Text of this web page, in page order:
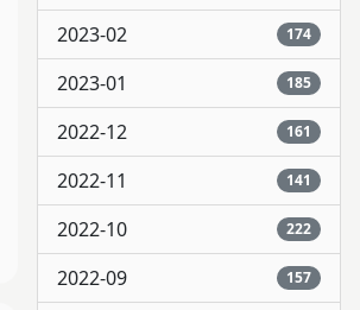
2023-02 174
2023-01 185
2022-12 161
2022-11 141
2022-10 222
2022-09 157